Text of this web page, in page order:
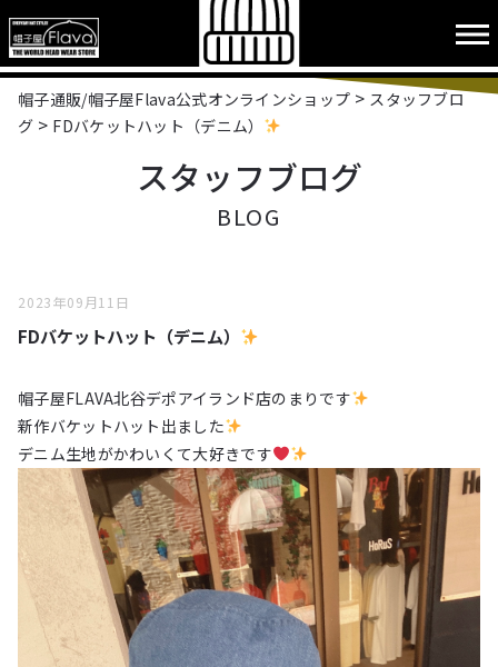
帽子通販/帽子屋Flava公式オンラインショップ > スタッフブロ
グ > FDバケットハット（デニム）
スタッフブログ
BLOG
2023年09月11日
FDバケットハット（デニム）
帽子屋FLAVA北谷デポアイランド店のまりです
新作バケットハット出ました
デニム生地がかわいくて大好きです